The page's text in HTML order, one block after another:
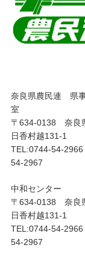
奈良県農民連 県
室
〒634-0138 奈良
日香村越131-1
TEL:0744-54-2966
54-2967
中和センター
〒634-0138 奈良
日香村越131-1
TEL:0744-54-2966
54-2967